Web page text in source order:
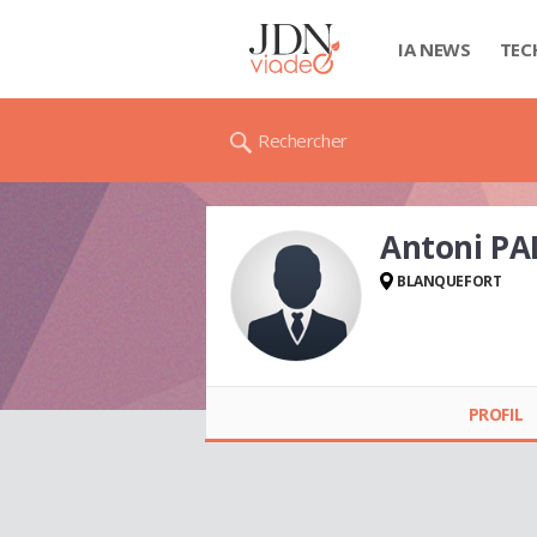
IA NEWS
Rechercher
Antoni
BLANQUEFORT
PROFIL